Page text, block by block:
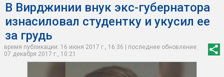
В Вирджинии внук экс-губернатора
изнасиловал студентку и укусил ее
за грудь
время публикации: 16 июня 2017 г., 16:36 | последнее обновление:
07 декабря 2017 г., 10:21